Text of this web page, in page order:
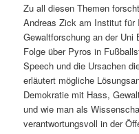
n
g
e
n
r
i
n
g
e
Zu all diesen Themen
Andreas Zick am Institut für
Gewaltforschung an der Uni
Folge über Pyros in
Speech und die Ursachen
erläutert mögliche
Demokratie mit Hass,
und wie man als
verantwortungsvoll in der